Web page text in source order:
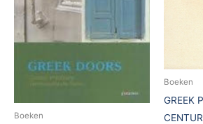
Boeken
Boeken
GREEK